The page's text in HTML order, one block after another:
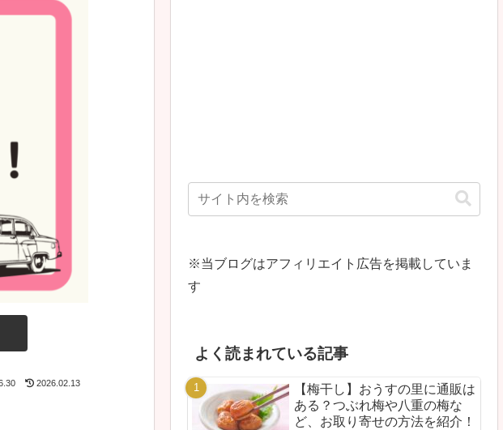
2026.02.13
※当ブログはアフィリエイト広告を掲載していま
す
よく読まれている記事
【梅干し】おうすの里に通販は
ある？つぶれ梅や八重の梅な
ど、お取り寄せの方法を紹介！